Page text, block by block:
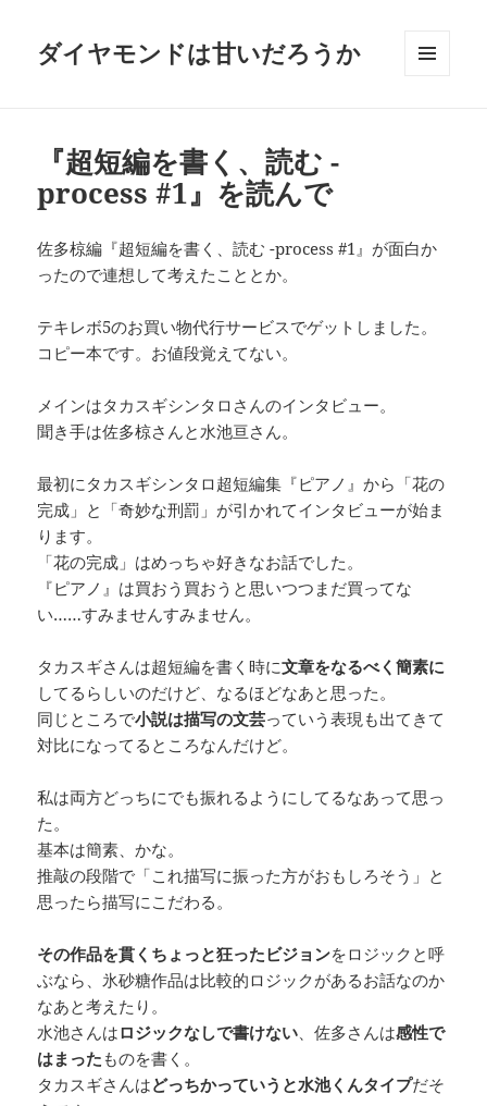
ダイヤモンドは甘いだろうか
『超短編を書く、読む -
process #1』を読んで
佐多椋編『超短編を書く、読む -process #1』が面白か
ったので連想して考えたこととか。
テキレボ5のお買い物代行サービスでゲットしました。
コピー本です。お値段覚えてない。
メインはタカスギシンタロさんのインタビュー。
聞き手は佐多椋さんと水池亘さん。
最初にタカスギシンタロ超短編集『ピアノ』から「花の
完成」と「奇妙な刑罰」が引かれてインタビューが始ま
ります。
「花の完成」はめっちゃ好きなお話でした。
『ピアノ』は買おう買おうと思いつつまだ買ってな
い……すみませんすみません。
タカスギさんは超短編を書く時に文章をなるべく簡素に
してるらしいのだけど、なるほどなあと思った。
同じところで小説は描写の文芸っていう表現も出てきて
対比になってるところなんだけど。
私は両方どっちにでも振れるようにしてるなあって思っ
た。
基本は簡素、かな。
推敲の段階で「これ描写に振った方がおもしろそう」と
思ったら描写にこだわる。
その作品を貫くちょっと狂ったビジョンをロジックと呼
ぶなら、氷砂糖作品は比較的ロジックがあるお話なのか
なあと考えたり。
水池さんはロジックなしで書けない、佐多さんは感性で
はまった ものを書く。
タカスギさんはどっちかっていうと水池くんタイプだそ